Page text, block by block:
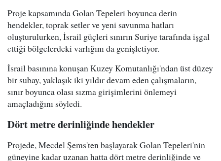
Proje kapsamında Golan Tepeleri boyunca derin
hendekler, toprak setler ve yeni savunma hatları
oluşturulurken, İsrail güçleri sınırın Suriye tarafında işgal
ettiği bölgelerdeki varlığını da genişletiyor.
İsrail basınına konuşan Kuzey Komutanlığı'ndan üst düzey
bir subay, yaklaşık iki yıldır devam eden çalışmaların,
sınır boyunca olası sızma girişimlerini önlemeyi
amaçladığını söyledi.
Dört metre derinliğinde hendekler
Projede, Mecdel Şems'ten başlayarak Golan Tepeleri'nin
güneyine kadar uzanan hatta dört metre derinliğinde ve